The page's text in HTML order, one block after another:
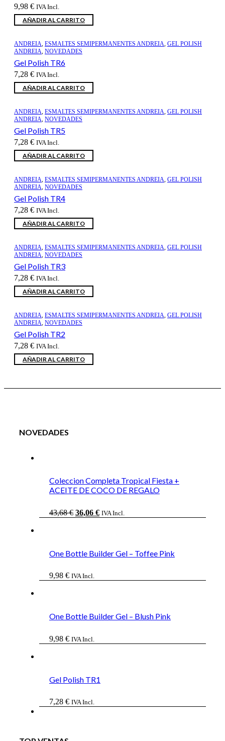
9,98 € IVA Incl.
AÑADIR AL CARRITO
ANDREIA, ESMALTES SEMIPERMANENTES ANDREIA, GEL POLISH
ANDREIA, NOVEDADES
Gel Polish TR6
7,28 € IVA Incl.
AÑADIR AL CARRITO
ANDREIA, ESMALTES SEMIPERMANENTES ANDREIA, GEL POLISH
ANDREIA, NOVEDADES
Gel Polish TR5
7,28 € IVA Incl.
AÑADIR AL CARRITO
ANDREIA, ESMALTES SEMIPERMANENTES ANDREIA, GEL POLISH
ANDREIA, NOVEDADES
Gel Polish TR4
7,28 € IVA Incl.
AÑADIR AL CARRITO
ANDREIA, ESMALTES SEMIPERMANENTES ANDREIA, GEL POLISH
ANDREIA, NOVEDADES
Gel Polish TR3
7,28 € IVA Incl.
AÑADIR AL CARRITO
ANDREIA, ESMALTES SEMIPERMANENTES ANDREIA, GEL POLISH
ANDREIA, NOVEDADES
Gel Polish TR2
7,28 € IVA Incl.
AÑADIR AL CARRITO
NOVEDADES
Coleccion Completa Tropical Fiesta +
ACEITE DE COCO DE REGALO
43,68€ El
36,06 €ElIVA Incl.
One Bottle Builder Gel – Toffee Pink
9,98 € IVA Incl.
One Bottle Builder Gel – Blush Pink
9,98 € IVA Incl.
Gel Polish TR1
7,28 € IVA Incl.